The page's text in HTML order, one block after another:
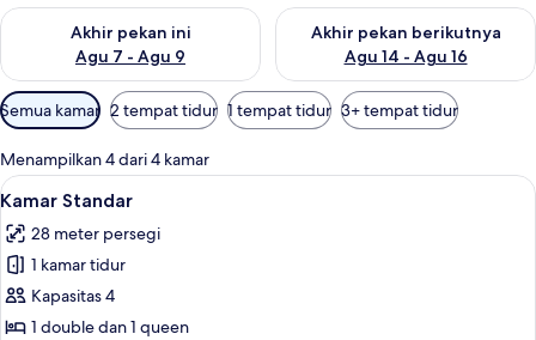
Akhir pekan ini
Agu 7 - Agu 9
Periksa ketersediaan untuk akhir pekan ini Agu 7 - Agu 9
Akhir pekan berikutnya
Agu 14 - Agu 16
Periksa ketersediaan untuk
Filter
tersedia
untuk
kamar
Semua kamar 2 tempat tidur 1 tempat tidur 3+ tempat tidur
Menampilkan 4 dari 4 kamar
Lihat
semua
foto
untuk
Kamar
Standar
Kamar Standar | Wi-Fi gratis dan
11
Kamar Standar
28 meter persegi
1 kamar tidur
Kapasitas 4
1 double dan 1 queen